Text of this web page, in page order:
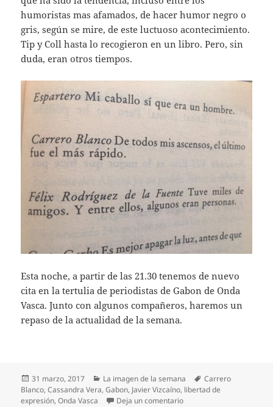
humoristas mas afamados, de hacer humor negro o
gris, según se mire, de este luctuoso acontecimiento.
Tip y Coll hasta lo recogieron en un libro. Pero, sin
duda, eran otros tiempos.
Esta noche, a partir de las 21.30 tenemos de nuevo
cita en la tertulia de periodistas de Gabon de Onda
Vasca. Junto con algunos compañeros, haremos un
repaso de la actualidad de la semana.
Publicado
el
31 marzo, 2017 Categorías
La imagen de la semana Etiquetas
Carrero
Blanco,Cassandra Vera,Gabon, Javier Vizcaíno, libertad de
expresión,Onda Vasca Deja un comentarioen La imagen de la